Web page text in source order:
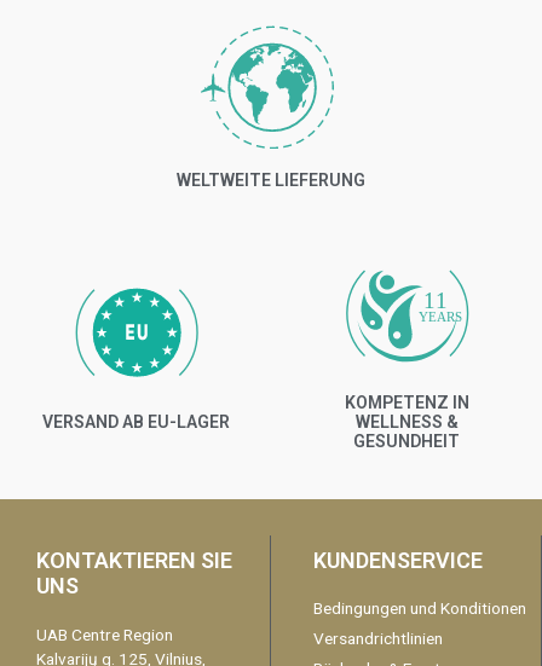
WELTWEITE LIEFERUNG
VERSAND AB EU-LAGER
11
YEARS
KOMPETENZ IN
WELLNESS &
GESUNDHEIT
KONTAKTIEREN SIE
UNS
UAB Centre Region
Kalvarijų g. 125, Vilnius,
KUNDENSERVICE
Bedingungen und Konditionen
Versandrichtlinien